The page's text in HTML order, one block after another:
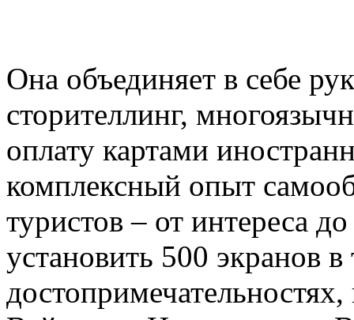
Она объединяет в себе
сторителлинг,
оплату картами
комплексный опыт
туристов – от интереса
установить 500 экранов